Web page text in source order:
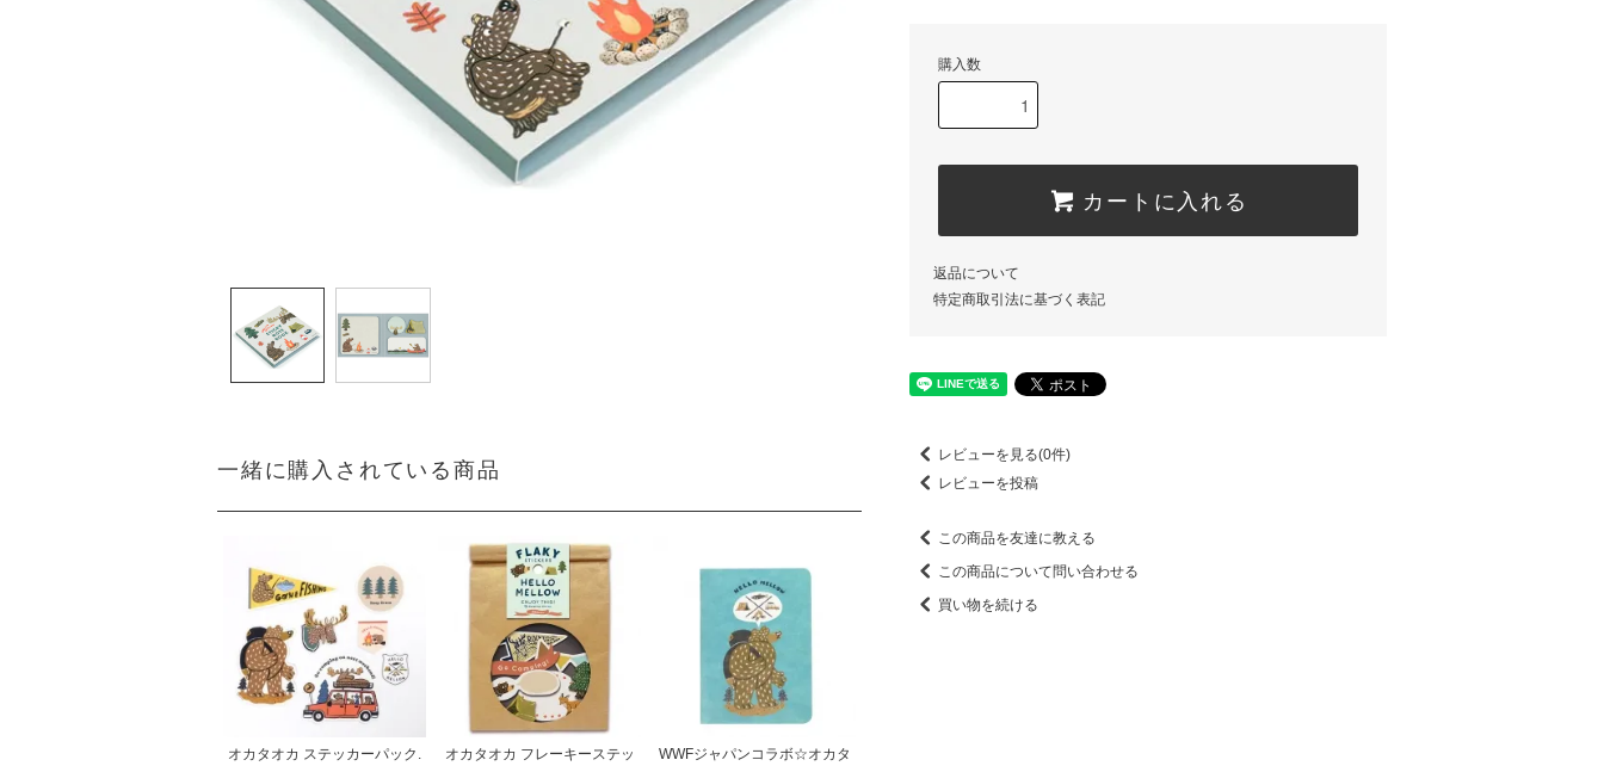
一緒に購入されている商品
オカタオカ ステッカーパック.
オカタオカ フレーキーステッ
WWFジャパンコラボ☆オカタ
購入数
カートに入れる
返品について
特定商取引法に基づく表記
レビューを見る(0件)
レビューを投稿
この商品を友達に教える
この商品について問い合わせる
買い物を続ける